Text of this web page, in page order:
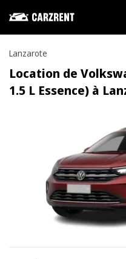
Lanzarote
Location de
1.5 L Essence) à